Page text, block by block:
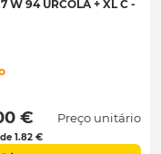
W 94 URCOLA + XL C -
€
1.82 €
Preço unitário